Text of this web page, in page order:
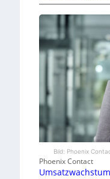
Bild: Phoenix
Phoenix Contact